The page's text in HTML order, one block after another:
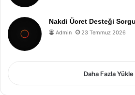
Nakdi Ücret Desteği
Admin 23 Temmuz 2026
Daha Fazla Yükle